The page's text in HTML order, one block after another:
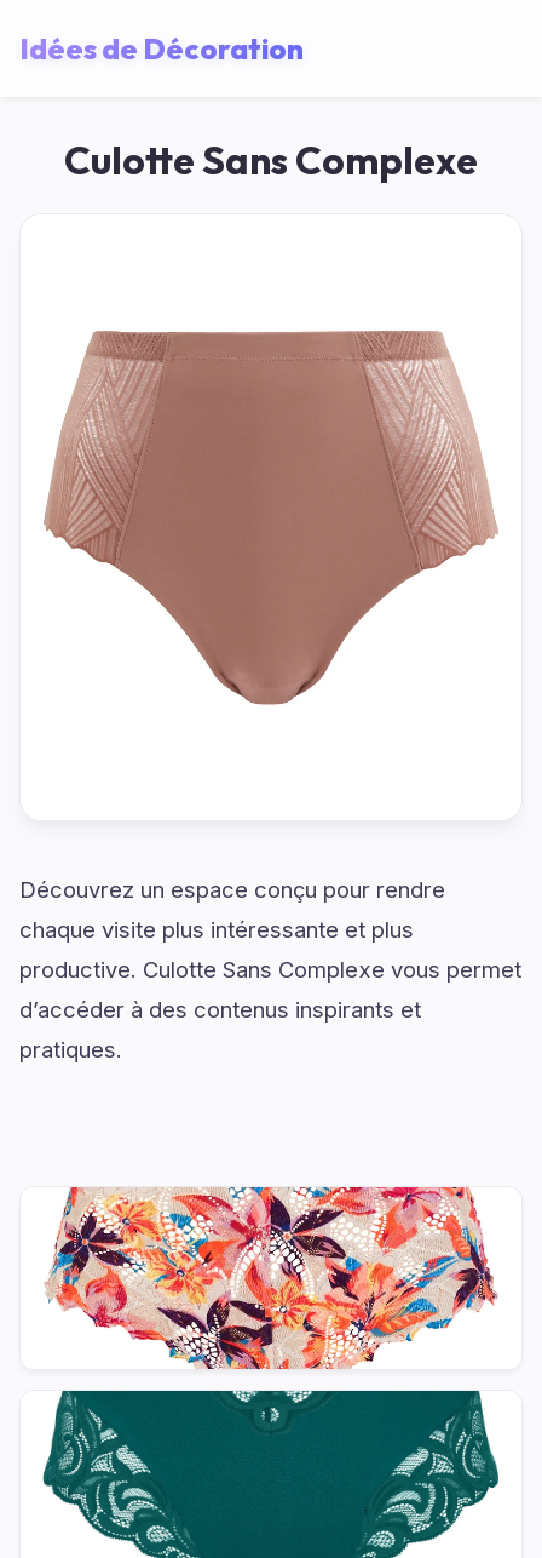
Idées de Décoration
Culotte Sans Complexe
Découvrez un espace conçu pour rendre
chaque visite plus intéressante et plus
productive. Culotte Sans Complexe vous permet
d’accéder à des contenus inspirants et
pratiques.